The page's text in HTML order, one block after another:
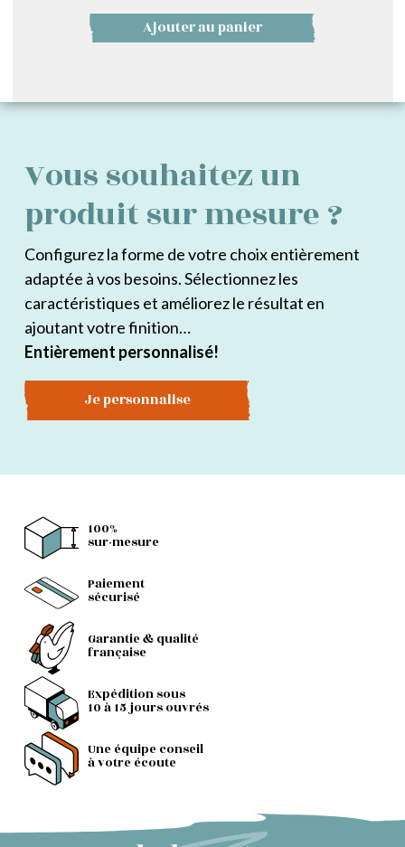
Ajouter au panier
Vous souhaitez un
produit sur mesure ?
Configurez la forme de votre choix entièrement
adaptée à vos besoins. Sélectionnez les
caractéristiques et améliorez le résultat en
ajoutant votre finition…
Entièrement personnalisé!
Je personnalise
100%
sur-mesure
Paiement
sécurisé
Garantie & qualité
française
Expédition sous
10 à 15 jours ouvrés
Une équipe conseil
à votre écoute